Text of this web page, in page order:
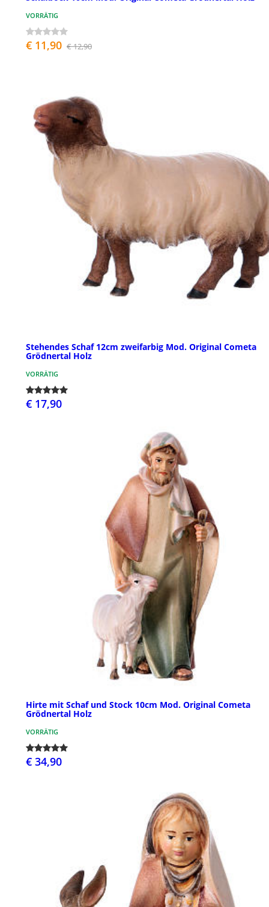
VORRÄTIG
€ 11,90 € 12,90
Stehendes Schaf 12cm zweifarbig Mod. Original Cometa
Grödnertal Holz
VORRÄTIG
€ 17,90
Hirte mit Schaf und Stock 10cm Mod. Original Cometa
Grödnertal Holz
VORRÄTIG
€ 34,90